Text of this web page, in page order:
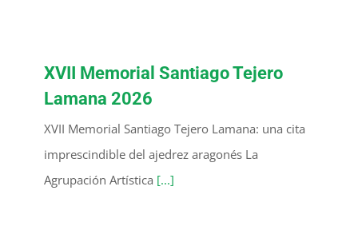
XVII Memorial Santiago Tejero
Lamana 2026
XVII Memorial Santiago Tejero Lamana: una cita
imprescindible del ajedrez aragonés La
Agrupación Artística [...]